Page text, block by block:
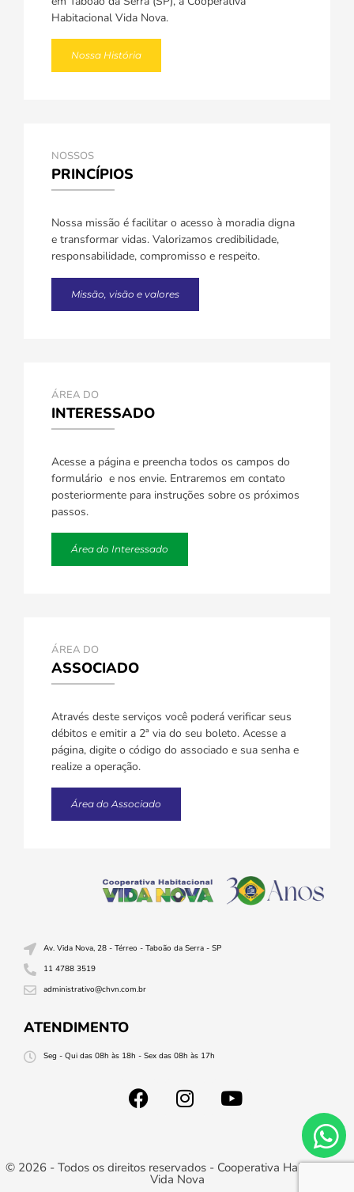
Habitacional Vida Nova.
Nossa História
NOSSOS
PRINCÍPIOS
Nossa missão é facilitar o acesso à moradia digna
e transformar vidas. Valorizamos credibilidade,
responsabilidade, compromisso e respeito.
Missão, visão e valores
ÁREA DO
INTERESSADO
Acesse a página e preencha todos os campos do
formulário e nos envie. Entraremos em contato
posteriormente para instruções sobre os próximos
passos.
Área do Interessado
ÁREA DO
ASSOCIADO
Através deste serviços você poderá verificar seus
débitos e emitir a 2ª via do seu boleto. Acesse a
página, digite o código do associado e sua senha e
realize a operação.
Área do Associado
Av. Vida Nova, 28 - Térreo - Taboão da Serra - SP
11 4788 3519
administrativo@chvn.com.br
ATENDIMENTO
Seg - Qui das 08h às 18h - Sex das 08h às 17h
© 2026 - Todos os direitos reservados - Cooperativa Habitacional
Vida Nova